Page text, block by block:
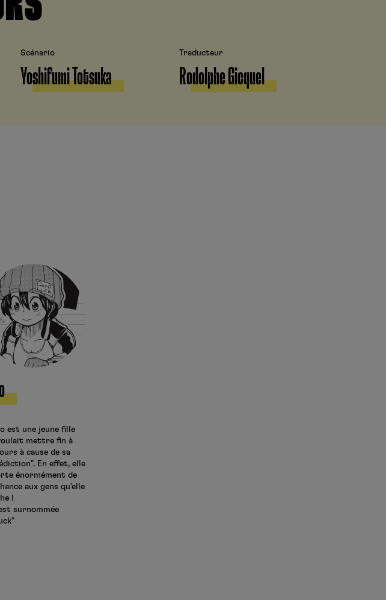
Scénario
Yoshifumi Totsuka
Traducteur
Rodolphe Gicquel
est une jeune fille
mettre fin à
à cause de sa
En effet, elle
énormément de
aux gens qu'elle
!
surnommée